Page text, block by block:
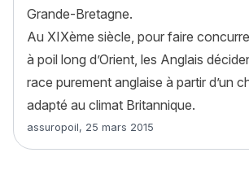
Grande-Bretagne.
Au XIXème siècle, pour faire
à poil long d’Orient, les Anglais
race purement anglaise à partir d’un
adapté au climat Britannique.
Article rédigé par
assuropoil, 25 mars 2015